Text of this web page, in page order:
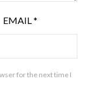
EMAIL*
for the next time I